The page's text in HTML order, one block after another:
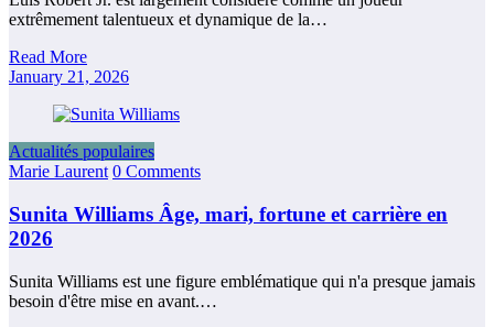
extrêmement talentueux et dynamique de la…
Read More
January 21, 2026
Actualités populaires
Marie Laurent 0 Comments
Sunita Williams Âge, mari, fortune et carrière en
2026
Sunita Williams est une figure emblématique qui n'a presque jamais
besoin d'être mise en avant.…